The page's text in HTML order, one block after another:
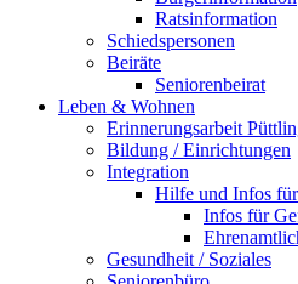
Ratsinformation
Schiedspersonen
Beiräte
Seniorenbeirat
Leben & Wohnen
Erinnerungsarbeit
Bildung / Einrichtungen
Integration
Hilfe und Infos
Infos für
Gesundheit / Soziales